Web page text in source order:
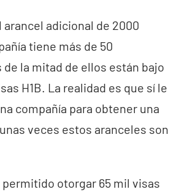
adicional de 2000
tiene más de 50
de la mitad de ellos están bajo
H1B. La realidad es que sí le
compañía para obtener una
veces estos aranceles son
otorgar 65 mil visas